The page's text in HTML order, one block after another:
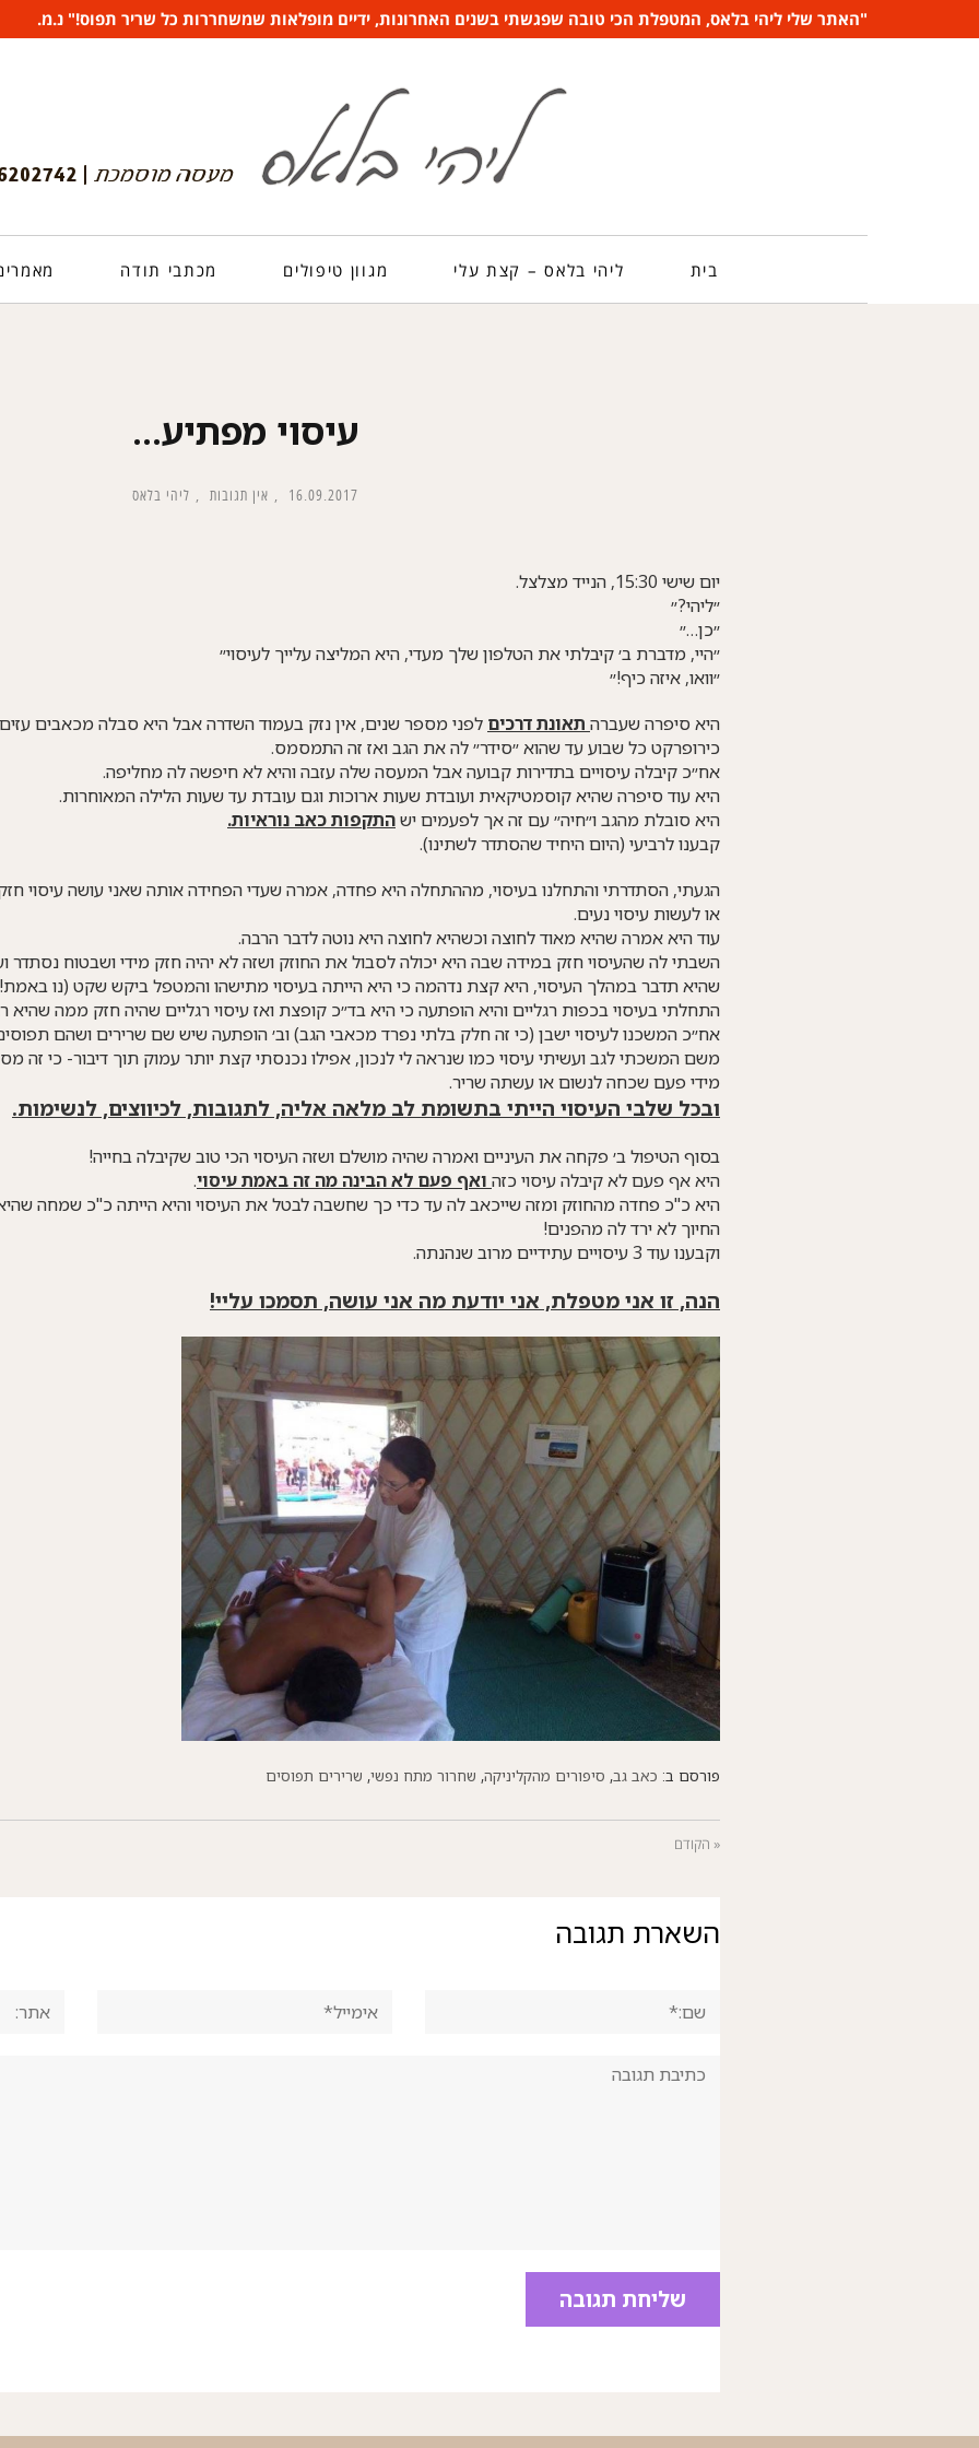
"האתר שלי ליהי בלאס, המטפלת הכי טובה שפגשתי בשנים האחרונות, ידיים מופלאות שמשחררות כל שריר תפוס!" נ.מ.
בית ליהי בלאס – קצת עלי מגוון טיפולים מכתבי תודה
עיסוי מפתיע…
16.09.2017 אין תגובות ליהי בלאס
יום שישי 15:30, הנייד מצלצל.
״ליהי?״
״כן…״
״היי, מדברת ב׳ קיבלתי את הטלפון שלך מעדי, היא המליצה עלייך לעיסוי״
״וואו, איזה כיף!״
היא סיפרה שעברה תאונת דרכים לפני מספר שנים, אין נזק בעמוד השדרה אבל היא סבלה מכאבים
כירופרקט כל שבוע עד שהוא ״סידר״ לה את הגב ואז זה התמסמס.
אח״כ קיבלה עיסויים בתדירות קבועה אבל המעסה שלה עזבה והיא לא חיפשה לה מחליפה.
היא עוד סיפרה שהיא קוסמטיקאית ועובדת שעות ארוכות וגם עובדת עד שעות הלילה המאוחרות.
היא סובלת מהגב ו״חיה״ עם זה אך לפעמים ישהתקפות כאב נוראיות.
קבענו לרביעי (היום היחיד שהסתדר לשתינו).
הגעתי, הסתדרתי והתחלנו בעיסוי, מההתחלה היא פחדה, אמרה שעדי הפחידה אותה שאני עושה עיסוי חזק
או לעשות עיסוי נעים.
עוד היא אמרה שהיא מאוד לחוצה וכשהיא לחוצה היא נוטה לדבר הרבה.
השבתי לה שהעיסוי חזק במידה שבה היא יכולה לסבול את החוזק ושזה לא יהיה חזק מידי ושבטוח נסתדר
שהיא תדבר במהלך העיסוי, היא קצת נדהמה כי היא הייתה בעיסוי מתישהו והמטפל ביקש שקט (נו
התחלתי בעיסוי בכפות רגליים והיא הופתעה כי היא בד״כ קופצת ואז עיסוי רגליים שהיה חזק ממה
אח״כ המשכנו לעיסוי ישבן (כי זה חלק בלתי נפרד מכאבי הגב) וב׳ הופתעה שיש שם שרירים ושהם
משם המשכתי לגב ועשיתי עיסוי כמו שנראה לי לנכון, אפילו נכנסתי קצת יותר עמוק תוך דיבור- כי זה
מידי פעם שכחה לנשום או עשתה שריר.
ובכל שלבי העיסוי הייתי בתשומת לב מלאה אליה, לתגובות, לכיווצים, לנשימות.
בסוף הטיפול ב׳ פקחה את העיניים ואמרה שהיה מושלם ושזה העיסוי הכי טוב שקיבלה בחייה!
היא אף פעם לא קיבלה עיסוי כזה ואף פעם לא הבינה מה זה באמת עיסוי.
היא כ"כ פחדה מהחוזק ומזה שייכאב לה עד כדי כך שחשבה לבטל את העיסוי והיא הייתה כ"כ שמחה
החיוך לא ירד לה מהפנים!
וקבענו עוד 3 עיסויים עתידיים מרוב שנהנתה.
הנה, זו אני מטפלת, אני יודעת מה אני עושה, תסמכו עליי!
פורסם ב: כאב גב, סיפורים מהקליניקה, שחרור מתח נפשי, שרירים תפוסים
« הקודם
השארת תגובה